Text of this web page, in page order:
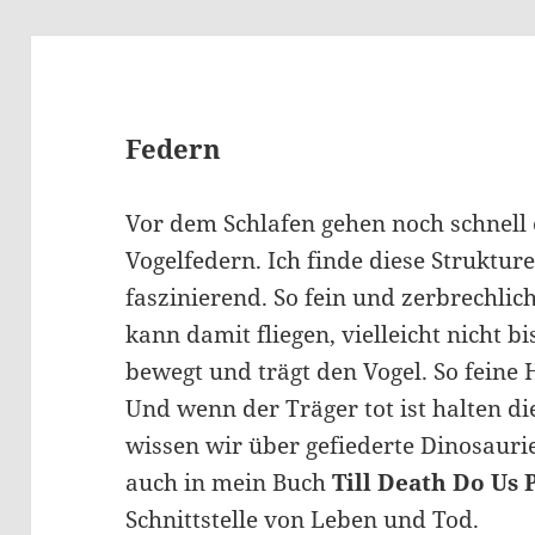
Federn
Vor dem Schlafen gehen noch
Vogelfedern. Ich finde diese
faszinierend. So fein und
kann damit fliegen, vielleicht nicht
bewegt und trägt den Vogel. So feine
Und wenn der Träger tot ist halten
wissen wir über gefiederte
auch in mein BuchTill Death Do Us
Schnittstelle von Leben und Tod.